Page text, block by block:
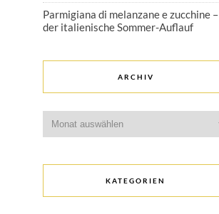
Parmigiana di melanzane e zucchine –
der italienische Sommer-Auflauf
ARCHIV
KATEGORIEN